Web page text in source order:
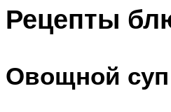
Рецепты
Овощной суп